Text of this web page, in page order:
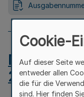
MB.NRW
24.07.2026
Cookie-
Auf dieser Seite
entweder allen
die für die
sind. Hier finden